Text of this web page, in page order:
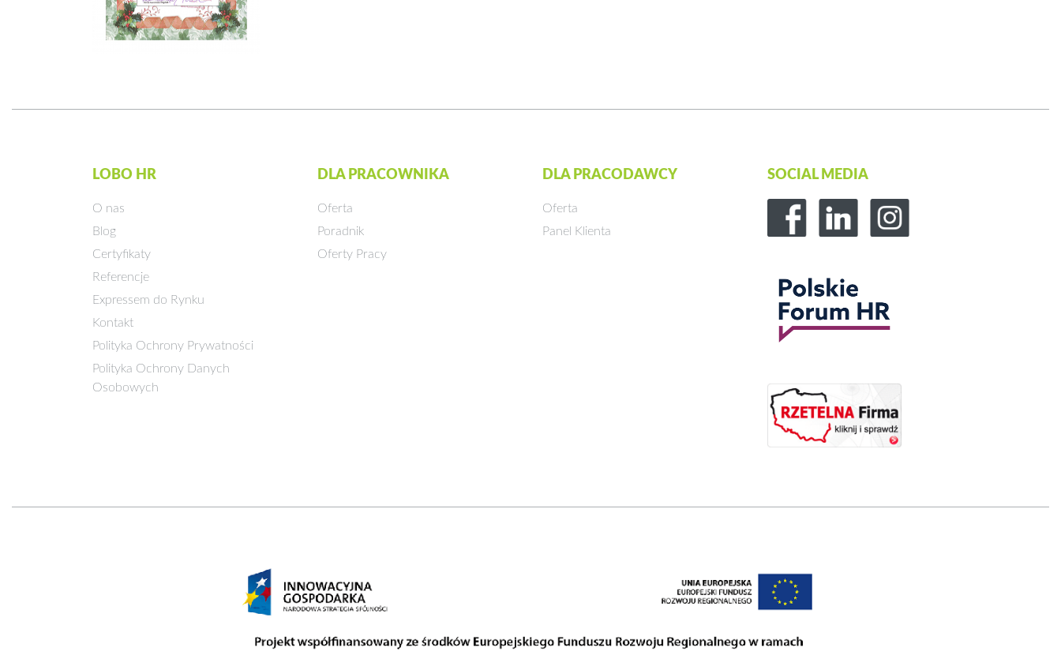
LOBO HR
O nas
Blog
Certyfikaty
Referencje
Expressem do Rynku
Kontakt
Polityka Ochrony Prywatności
Polityka Ochrony Danych
Osobowych
DLA PRACOWNIKA
Oferta
Poradnik
Oferty Pracy
DLA PRACODAWCY
Oferta
Panel Klienta
SOCIAL MEDIA